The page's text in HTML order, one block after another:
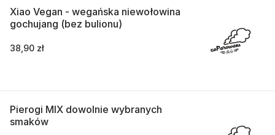
Xiao Vegan - wegańska niewołowina
gochujang (bez bulionu)
38,90 zł
Pierogi MIX dowolnie wybranych
smaków